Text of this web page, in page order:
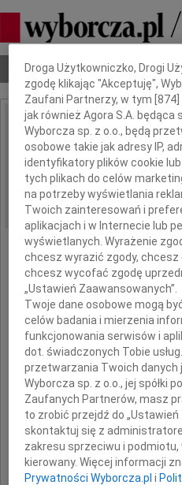
Nekrologi Odeszli Poradnik
IMIĘ I NAZWISKO:
REGION: Kraków
DATA EMISJI: 26.09.2012
Z
po
dr inż.
Dbamy o Twoją prywatność
Droga Użytkowniczko, Drogi
zgodę klikając "Akceptuję",
Zaufani Partnerzy, w tym [874
jak również Agora S.A. będąca
Wyborcza sp. z o.o., będą
osobowe takie jak adresy IP,
identyfikatory plików cookie
tych plikach do celów
na potrzeby wyświetlania
Twoich zainteresowań i
aplikacjach i w Internecie lub
wyświetlanych. Wyrażenie
chcesz wyrazić zgody, chcesz
chcesz wycofać zgodę
„Ustawień Zaawansowanych”.
Twoje dane osobowe mogą
celów badania i mierzenia
funkcjonowania serwisów i
dot. świadczonych Tobie
przetwarzania Twoich
Wyborcza sp. z o.o., jej spółki
Zaufanych Partnerów, masz
to zrobić przejdź do „Ustawień
skontaktuj się z
zakresu sprzeciwu i
kierowany. Więcej informacji
Prywatności Wyborcza.pl i